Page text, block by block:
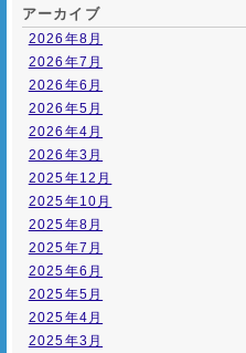
アーカイブ
2026年8月
2026年7月
2026年6月
2026年5月
2026年4月
2026年3月
2025年12月
2025年10月
2025年8月
2025年7月
2025年6月
2025年5月
2025年4月
2025年3月